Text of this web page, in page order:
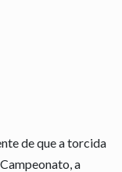
de que a torcida
a